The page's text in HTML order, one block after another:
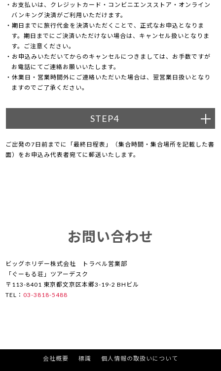
お支払いは、クレジットカード・コンビニエンスストア・オンライン
バンキング決済がご利用いただけます。
期日までに旅行代金を決済いただくことで、正式なお申込となりま
す。期日までにご決済いただけない場合は、キャンセル扱いとなりま
す。ご注意ください。
お申込みいただいてからのキャンセルにつきましては、お手数ですが
お電話にてご連絡お願いいたします。
休業日・営業時間外にご連絡いただいた場合は、翌営業日扱いとなり
ますのでご了承ください。
STEP4
ご出発の7日前までに「最終日程表」（集合時間・集合場所を記載した書
面）をお申込み代表者宛てに郵送いたします。
お問い合わせ
ビッグホリデー株式会社 トラベル営業部
「ぐーもる荘」ツアーデスク
〒113-8401 東京都文京区本郷3-19-2 BHビル
TEL：03-3818-5488
会社概要 標識 個人情報の取扱いについて